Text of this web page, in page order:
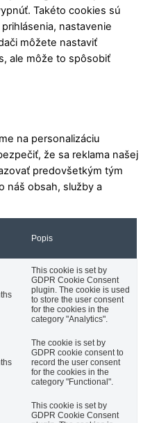
Takéto cookies sú
nastavenie
môžete nastaviť
ale môže to spôsobiť
na personalizáciu
že sa reklama našej
predovšetkým tým
náš obsah, služby a
Popis
This cookie is set by
GDPR Cookie Consent
plugin. The cookie is used
to store the user consent
for the cookies in the
category "Analytics".
The cookie is set by
GDPR cookie consent to
record the user consent
for the cookies in the
category "Functional".
This cookie is set by
GDPR Cookie Consent